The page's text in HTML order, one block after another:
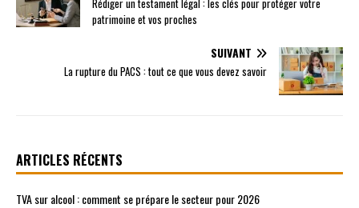
patrimoine et vos proches
SUIVANT
La rupture du PACS : tout ce que vous devez savoir
ARTICLES RÉCENTS
TVA sur alcool : comment se prépare le secteur pour 2026